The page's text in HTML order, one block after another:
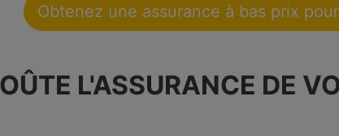
Obtenez une assurance à bas prix
L'ASSURANCE DE